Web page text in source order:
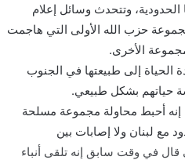
وتتحدث وسائل إعلام
حزب الله الأولى التي هاجمت
الأخرى.
الحياة إلى طبيعتها في الجنوب
حياتهم بشكل طبيعي.
إنه أحبط محاولة مجموعة مسلحة
مع لبنان ولا إصابات بين
قال في وقت سابق إنه تلقى أنباء